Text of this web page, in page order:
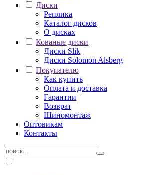
Диски
Реплика
Каталог дисков
О дисках
Кованые диски
Диски Slik
Диски Solomon Alsberg
Покупателю
Как купить
Оплата и доставка
Гарантии
Возврат
Шиномонтаж
Оптовикам
Контакты